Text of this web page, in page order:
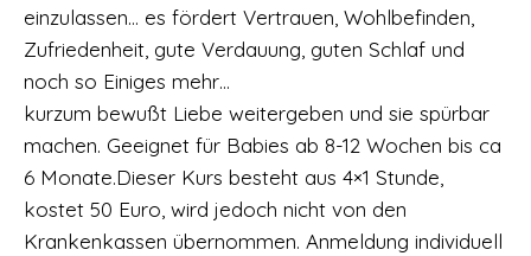
einzulassen… es fördert Vertrauen, Wohlbefinden,
Zufriedenheit, gute Verdauung, guten Schlaf und
noch so Einiges mehr…
kurzum bewußt Liebe weitergeben und sie spürbar
machen. Geeignet für Babies ab 8-12 Wochen bis ca
6 Monate.Dieser Kurs besteht aus 4×1 Stunde,
kostet 50 Euro, wird jedoch nicht von den
Krankenkassen übernommen. Anmeldung individuell